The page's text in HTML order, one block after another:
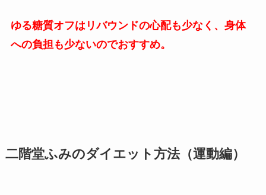
ゆる糖質オフはリバウンドの心配も少なく、身体
への負担も少ないのでおすすめ。
二階堂ふみのダイエット方法（運動編）